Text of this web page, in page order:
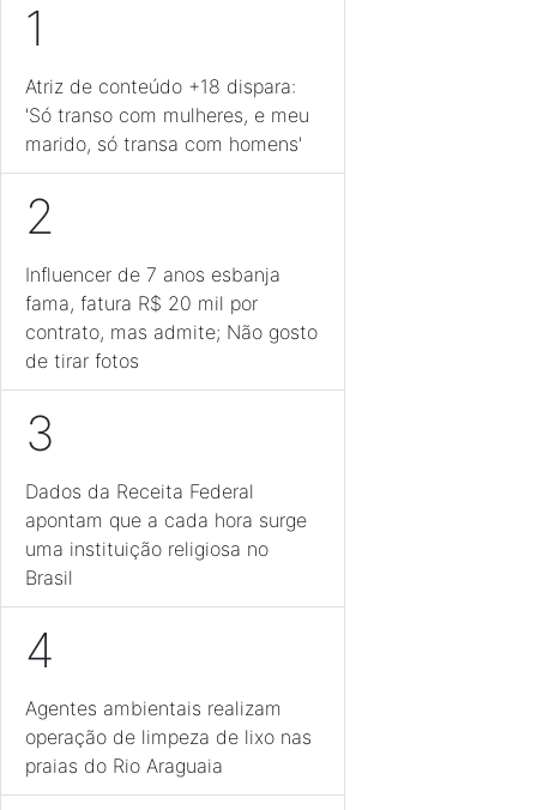
1
Atriz de conteúdo +18 dispara:
'Só transo com mulheres, e meu
marido, só transa com homens'
2
Influencer de 7 anos esbanja
fama, fatura R$ 20 mil por
contrato, mas admite; Não gosto
de tirar fotos
3
Dados da Receita Federal
apontam que a cada hora surge
uma instituição religiosa no
Brasil
4
Agentes ambientais realizam
operação de limpeza de lixo nas
praias do Rio Araguaia